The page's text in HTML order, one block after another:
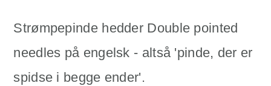
Strømpepinde hedder Double pointed
needles på engelsk - altså 'pinde, der er
spidse i begge ender'.